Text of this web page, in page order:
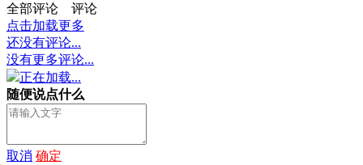
全部评论
评论
点击加载更多
还没有评论...
没有更多评论...
正在加载...
随便说点什么
取消 确定